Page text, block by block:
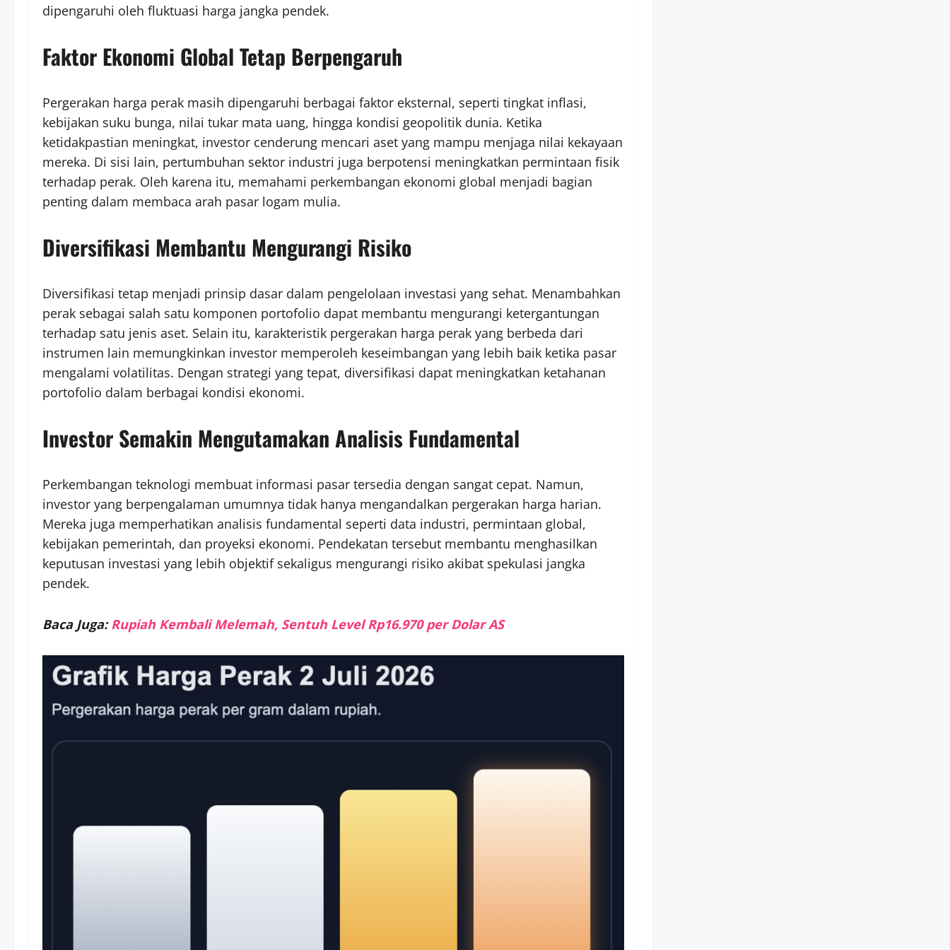
dipengaruhi oleh fluktuasi harga jangka pendek.
Faktor Ekonomi Global Tetap Berpengaruh
Pergerakan harga perak masih dipengaruhi berbagai faktor eksternal, seperti tingkat inflasi,
kebijakan suku bunga, nilai tukar mata uang, hingga kondisi geopolitik dunia. Ketika
ketidakpastian meningkat, investor cenderung mencari aset yang mampu menjaga nilai kekayaan
mereka. Di sisi lain, pertumbuhan sektor industri juga berpotensi meningkatkan permintaan fisik
terhadap perak. Oleh karena itu, memahami perkembangan ekonomi global menjadi bagian
penting dalam membaca arah pasar logam mulia.
Diversifikasi Membantu Mengurangi Risiko
Diversifikasi tetap menjadi prinsip dasar dalam pengelolaan investasi yang sehat. Menambahkan
perak sebagai salah satu komponen portofolio dapat membantu mengurangi ketergantungan
terhadap satu jenis aset. Selain itu, karakteristik pergerakan harga perak yang berbeda dari
instrumen lain memungkinkan investor memperoleh keseimbangan yang lebih baik ketika pasar
mengalami volatilitas. Dengan strategi yang tepat, diversifikasi dapat meningkatkan ketahanan
portofolio dalam berbagai kondisi ekonomi.
Investor Semakin Mengutamakan Analisis Fundamental
Perkembangan teknologi membuat informasi pasar tersedia dengan sangat cepat. Namun,
investor yang berpengalaman umumnya tidak hanya mengandalkan pergerakan harga harian.
Mereka juga memperhatikan analisis fundamental seperti data industri, permintaan global,
kebijakan pemerintah, dan proyeksi ekonomi. Pendekatan tersebut membantu menghasilkan
keputusan investasi yang lebih objektif sekaligus mengurangi risiko akibat spekulasi jangka
pendek.
Baca Juga: Rupiah Kembali Melemah, Sentuh Level Rp16.970 per Dolar AS